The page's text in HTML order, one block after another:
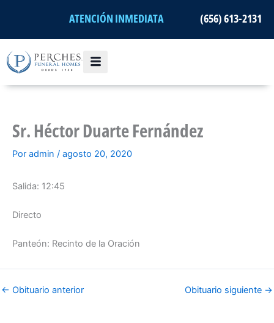
ATENCIÓN INMEDIATA (656) 613-2131
Sr. Héctor Duarte Fernández
Por admin / agosto 20, 2020
Salida: 12:45
Directo
Panteón: Recinto de la Oración
← Obituario anterior Obituario siguiente →